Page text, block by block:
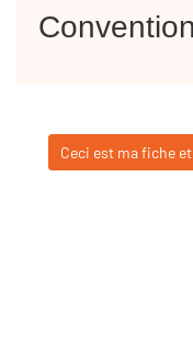
Ceci est ma fiche